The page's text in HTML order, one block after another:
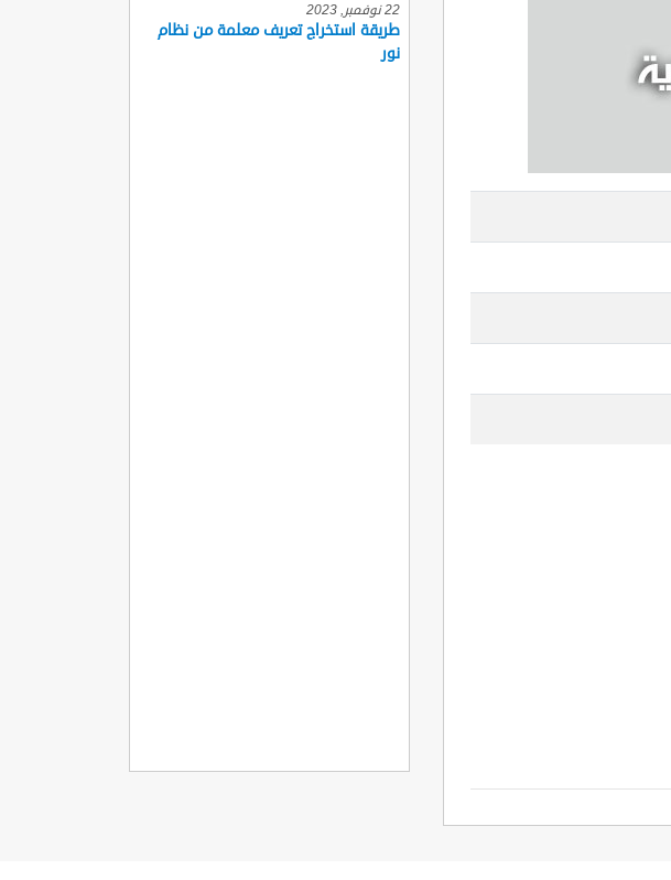
22 نوفمبر, 2023
طريقة استخراج تعريف معلمة من نظام
نور